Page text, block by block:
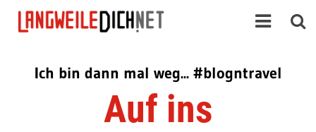
Ich bin dann mal weg... #blogntravel
Auf ins